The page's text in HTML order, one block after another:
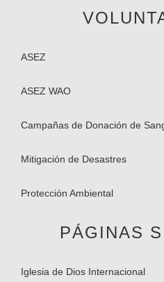
ASEZ
ASEZ WAO
Campañas de Donación de
Mitigación de Desastres
Protección Ambiental
PÁGINAS
Iglesia de Dios Internacional